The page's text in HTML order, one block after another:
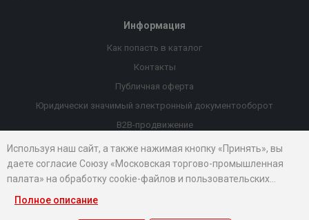
Информация
Как попасть в каталог
Контакты
Публичная оферта
Юридически значимый электронный документооборот
B2B-продвижение
Порекомендовать компанию
Онлайн выставки
Рейтинг компаний
Используя наш сайт, а также нажимая кнопку «Принять», вы
даете согласие Союзу «Московская торгово-промышленная
палата» на обработку cookie-файлов и пользовательских
данных...
Полное описание